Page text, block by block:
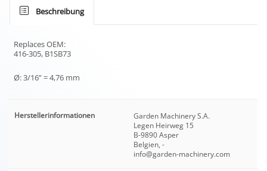
Beschreibung
Replaces OEM:
416-305, B1SB73
Ø: 3/16” = 4,76 mm
Herstellerinformationen
Garden Machinery S.A.
Legen Heirweg 15
B-9890 Asper
Belgien, -
info@garden-machinery.com